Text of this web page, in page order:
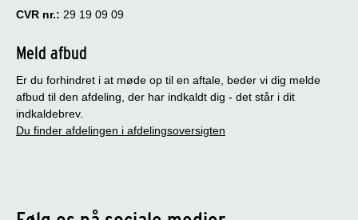
CVR nr.: 29 19 09 09
Meld afbud
Er du forhindret i at møde op til en aftale, beder vi dig melde
afbud til den afdeling, der har indkaldt dig - det står i dit
indkaldebrev.
Du finder afdelingen i afdelingsoversigten